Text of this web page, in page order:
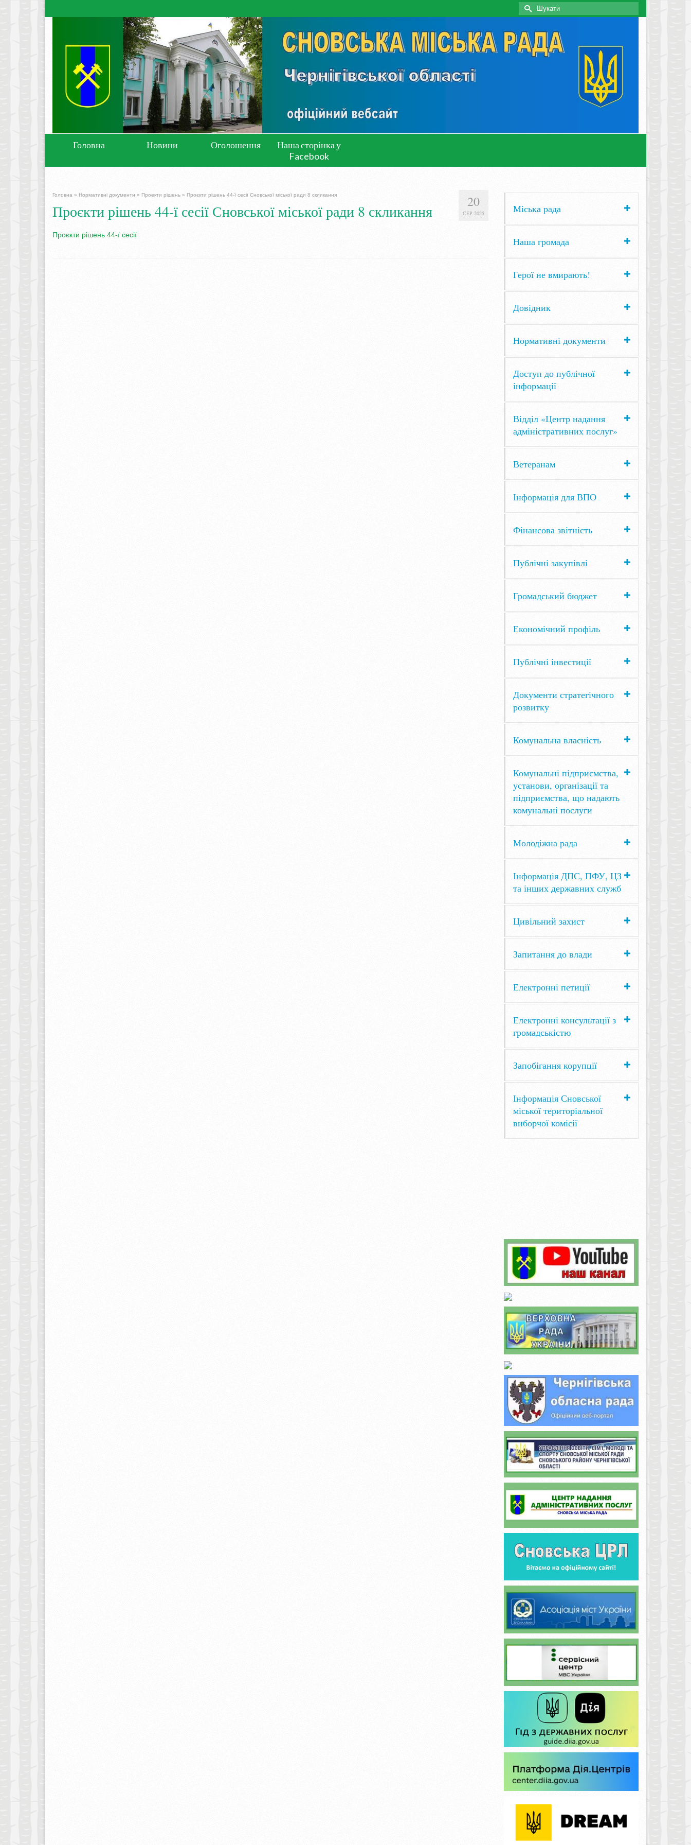
Search
for:
Головна Новини Оголошення
Наша сторінка у
Facebook
20
СЕР 2025
Головна » Нормативні документи » Проекти рішень » Проєкти рішень 44-ї сесії Сновської міської ради 8 скликання
Проєкти рішень 44-ї сесії Сновської міської ради 8 скликання
Проєкти рішень 44-ї сесії
Міська рада
Наша громада
Герої не вмирають!
Довідник
Нормативні документи
Доступ до публічної
інформації
Відділ «Центр надання
адміністративних послуг»
Ветеранам
Інформація для ВПО
Фінансова звітність
Публічні закупівлі
Громадський бюджет
Економічний профіль
Публічні інвестиції
Документи стратегічного
розвитку
Комунальна власність
Комунальні підприємства,
установи, організації та
підприємства, що надають
комунальні послуги
Молодіжна рада
Інформація ДПС, ПФУ, ЦЗ
та інших державних служб
Цивільний захист
Запитання до влади
Електронні петиції
Електронні консультації з
громадськістю
Запобігання корупції
Інформація Сновської
міської територіальної
виборчої комісії